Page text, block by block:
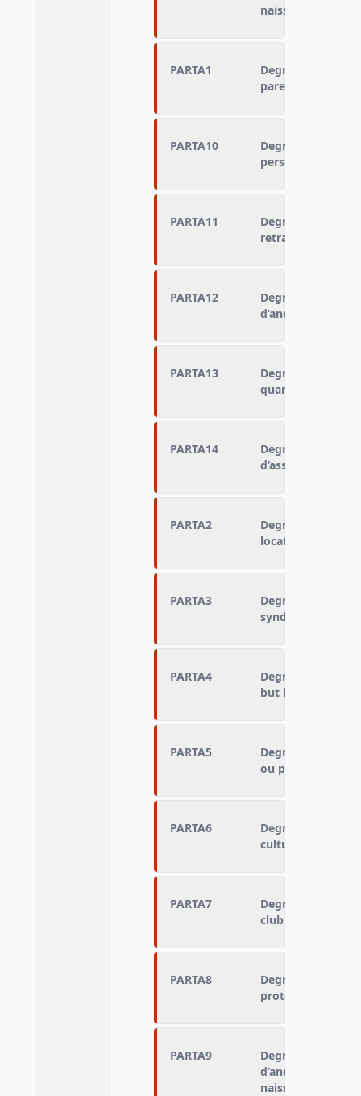
naissance
PARTA1
Degré de
parents d’élèves
PARTA10
Degré de
personnes âgées
PARTA11
Degré de
retraités d’une
PARTA12
Degré de
d’anciens élèves
PARTA13
Degré de
quartier ou locale
PARTA14
Degré de
d’association
PARTA2
Degré de
locataires,
PARTA3
Degré de
syndical ou
PARTA4
Degré de
but humanitaire
PARTA5
Degré de
ou paroissial
PARTA6
Degré de
culturelle ou
PARTA7
Degré de
club sportif
PARTA8
Degré de
protection de
PARTA9
Degré de
d’anciens
naissance